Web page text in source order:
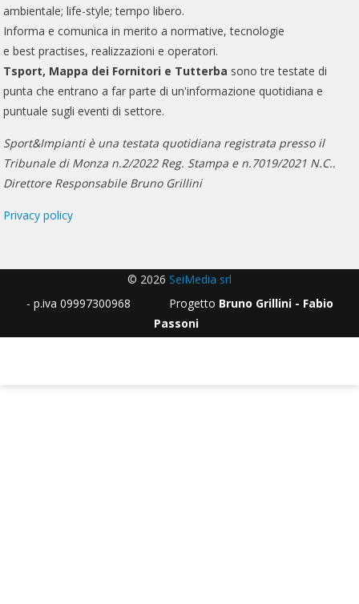
ambientale; life-style; tempo libero.
Informa e comunica in merito a normative, tecnologie
e best practises, realizzazioni e operatori.
Tsport, Mappa dei Fornitori e Tutterba sono tre testate di
punta che entrano a far parte di un'informazione quotidiana e
puntuale sugli eventi di settore.
Sport&Impianti è una testata quotidiana registrata presso il
Tribunale di Monza n.2/2022 Reg. Stampa e n.7019/2021 N.C..
Direttore Responsabile Bruno Grillini
Privacy policy
© 2026 SeiMedia srl
- p.iva 09997300968 Progetto Bruno Grillini - Fabio
Passoni